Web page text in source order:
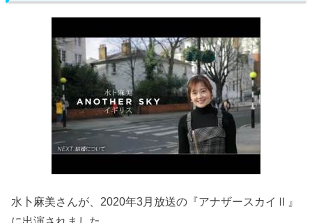
水卜麻美さんが、2020年3月放送の『アナザースカイⅡ』